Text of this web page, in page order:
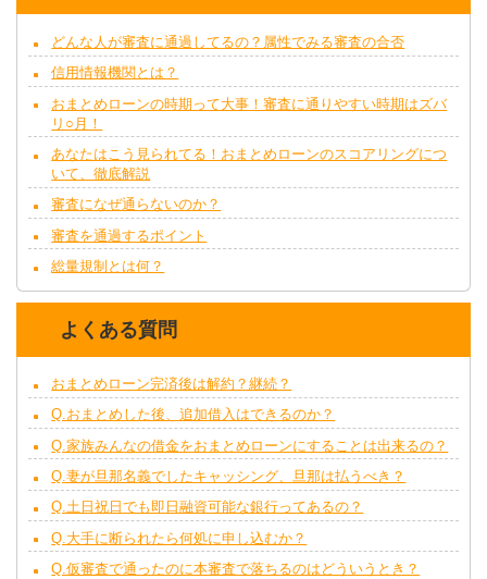
どんな人が審査に通過してるの？属性でみる審査の合否
信用情報機関とは？
おまとめローンの時期って大事！審査に通りやすい時期はズバ
リ○月！
あなたはこう見られてる！おまとめローンのスコアリングにつ
いて、徹底解説
審査になぜ通らないのか？
審査を通過するポイント
総量規制とは何？
よくある質問
おまとめローン完済後は解約？継続？
Q.おまとめした後、追加借入はできるのか？
Q.家族みんなの借金をおまとめローンにすることは出来るの？
Q.妻が旦那名義でしたキャッシング、旦那は払うべき？
Q.土日祝日でも即日融資可能な銀行ってあるの？
Q.大手に断られたら何処に申し込むか？
Q.仮審査で通ったのに本審査で落ちるのはどういうとき？